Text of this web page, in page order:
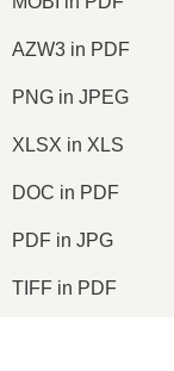
AZW3 in PDF
PNG in JPEG
XLSX in XLS
DOC in PDF
PDF in JPG
TIFF in PDF